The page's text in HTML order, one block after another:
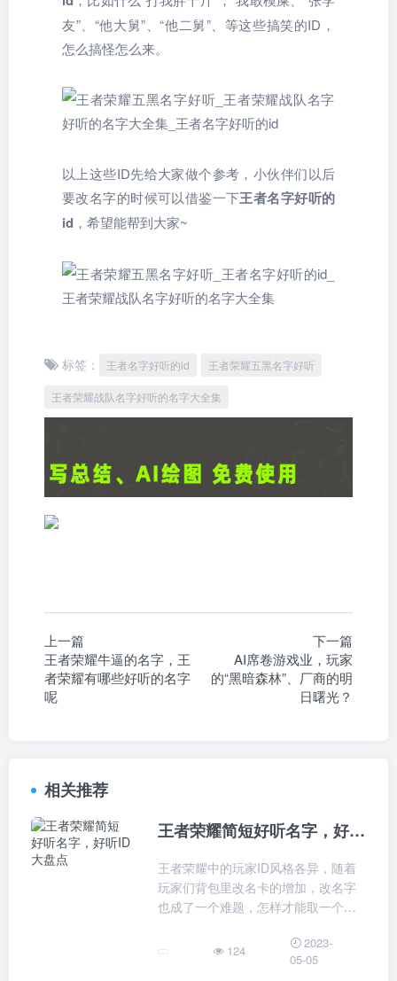
友”、“他大舅”、“他二舅”、等这些搞笑的ID，
怎么搞怪怎么来。
以上这些ID先给大家做个参考，小伙伴们以后
要改名字的时候可以借鉴一下王者名字好听的
id ，希望能帮到大家~
标签： 王者名字好听的id 王者荣耀五黑名字好听
王者荣耀战队名字好听的名字大全集
上一篇
王者荣耀牛逼的名字，王
者荣耀有哪些好听的名字
呢
下一篇
AI席卷游戏业，玩家
的“黑暗森林”、厂商的明
日曙光？
相关推荐
王者荣耀简短好听名字，好听ID大盘点
王者荣耀中的玩家ID风格各异，随着
玩家们背包里改名卡的增加，改名字
也成了一个难题，怎样才能取一个内
给大家推荐几种不同风格的游戏ID，
快看看有没有适合你的吧~如果你想要
124
2023-
05-05